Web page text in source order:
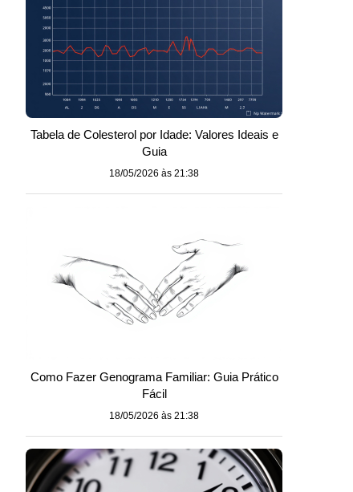
Tabela de Colesterol por Idade: Valores Ideais e
Guia
18/05/2026 às 21:38
Como Fazer Genograma Familiar: Guia Prático
Fácil
18/05/2026 às 21:38